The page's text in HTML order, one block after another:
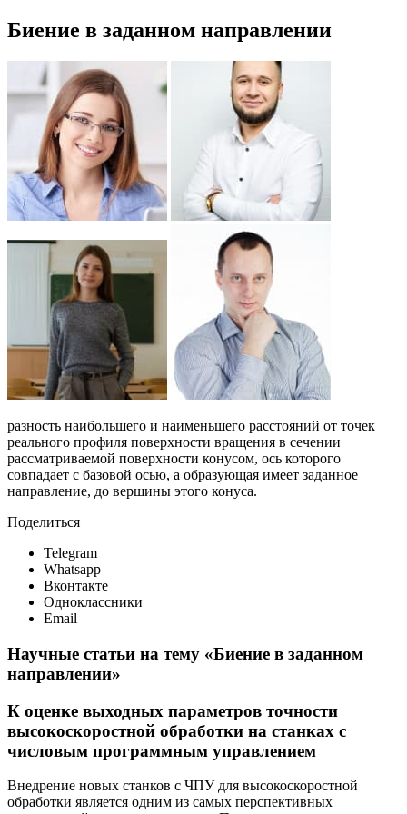
Биение в заданном направлении
разность наибольшего и наименьшего расстояний от точек
реального профиля поверхности вращения в сечении
рассматриваемой поверхности конусом, ось которого
совпадает с базовой осью, а образующая имеет заданное
направление, до вершины этого конуса.
Поделиться
Telegram
Whatsapp
Вконтакте
Одноклассники
Email
Научные статьи на тему «Биение в заданном
направлении»
К оценке выходных параметров точности
высокоскоростной обработки на станках с
числовым программным управлением
Внедрение новых станков с ЧПУ для высокоскоростной
обработки является одним из самых перспективных